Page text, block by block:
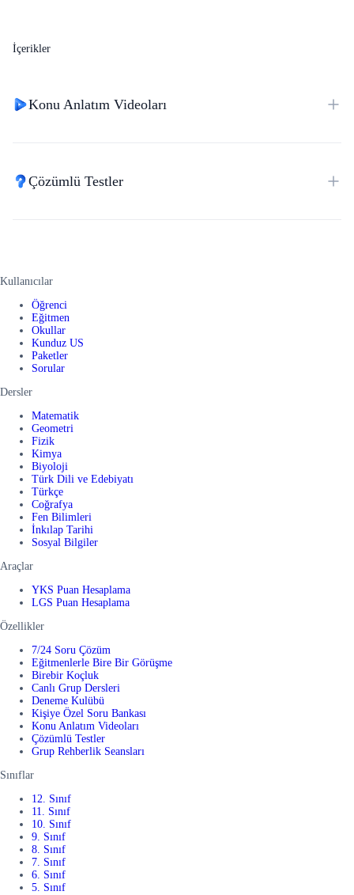
İçerikler
Konu Anlatım Videoları
Çözümlü Testler
Kullanıcılar
Öğrenci
Eğitmen
Okullar
Kunduz US
Paketler
Sorular
Dersler
Matematik
Geometri
Fizik
Kimya
Biyoloji
Türk Dili ve Edebiyatı
Türkçe
Coğrafya
Fen Bilimleri
İnkılap Tarihi
Sosyal Bilgiler
Araçlar
YKS Puan Hesaplama
LGS Puan Hesaplama
Özellikler
7/24 Soru Çözüm
Eğitmenlerle Bire Bir Görüşme
Birebir Koçluk
Canlı Grup Dersleri
Deneme Kulübü
Kişiye Özel Soru Bankası
Konu Anlatım Videoları
Çözümlü Testler
Grup Rehberlik Seansları
Sınıflar
12. Sınıf
11. Sınıf
10. Sınıf
9. Sınıf
8. Sınıf
7. Sınıf
6. Sınıf
5. Sınıf